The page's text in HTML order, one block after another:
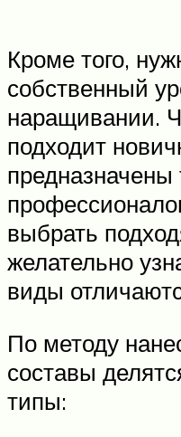
Кроме того,
собственный
наращивании.
подходит
предназначены
выбрать
желательно
виды
По методу
составы
типы: